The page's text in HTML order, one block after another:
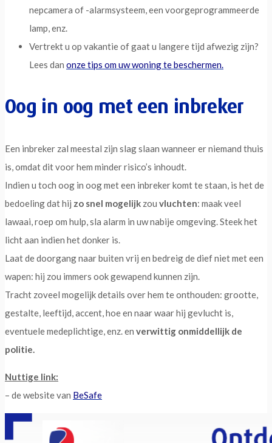
nepcamera of -alarmsysteem, een voorgeprogrammeerde
lamp, enz.
Vertrekt u op vakantie of gaat u langere tijd afwezig zijn?
Lees dan onze tips om uw woning te beschermen.
Oog in oog met een inbreker
Een inbreker zal meestal zijn slag slaan wanneer er niemand thuis
is, omdat dit voor hem minder risico’s inhoudt.
Indien u toch oog in oog met een inbreker komt te staan, is het de
bedoeling dat hij zo snel mogelijk zou vluchten: maak veel
lawaai, roep om hulp, sla alarm in uw nabije omgeving. Steek het
licht aan indien het donker is.
Laat de doorgang naar buiten vrij en bedreig de dief niet met een
wapen: hij zou immers ook gewapend kunnen zijn.
Tracht zoveel mogelijk details over hem te onthouden: grootte,
gestalte, leeftijd, accent, hoe en naar waar hij gevlucht is,
eventuele medeplichtige, enz. en verwittig onmiddellijk de
politie.
Nuttige link:
– de website van BeSafe